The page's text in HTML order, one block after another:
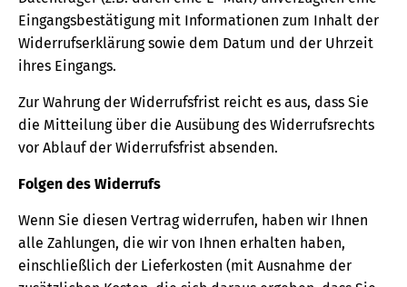
Eingangsbestätigung mit Informationen zum Inhalt der
Widerrufserklärung sowie dem Datum und der Uhrzeit
ihres Eingangs.
Zur Wahrung der Widerrufsfrist reicht es aus, dass Sie
die Mitteilung über die Ausübung des Widerrufsrechts
vor Ablauf der Widerrufsfrist absenden.
Folgen des Widerrufs
Wenn Sie diesen Vertrag widerrufen, haben wir Ihnen
alle Zahlungen, die wir von Ihnen erhalten haben,
einschließlich der Lieferkosten (mit Ausnahme der